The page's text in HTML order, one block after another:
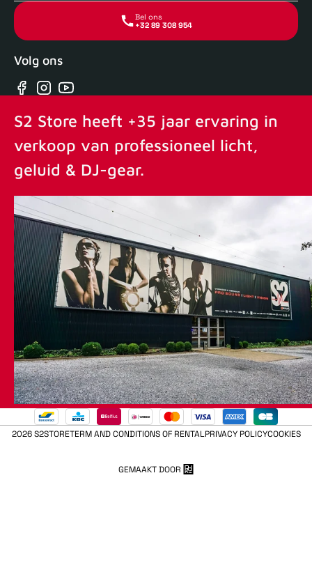
Bel ons
+32 89 308 954
Volg ons
Facebook
Instagram
YouTube
S2 Store heeft +35 jaar ervaring in
verkoop van professioneel licht,
geluid & DJ-gear.
2026 S2STORETERM AND CONDITIONS OF RENTALPRIVACY POLICYCOOKIES
GEMAAKT DOOR